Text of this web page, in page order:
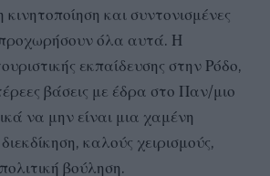
και συντονισμένες
προχωρήσουν όλα αυτά. Η
εκπαίδευσης στην Ρόδο,
βάσεις με έδρα στο Παν/μιο
να μην είναι μια χαμένη
καλούς χειρισμούς,
βούληση.